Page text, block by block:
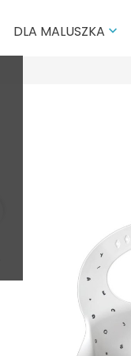
DLA MALUSZKA 